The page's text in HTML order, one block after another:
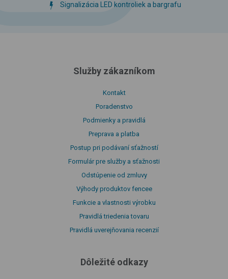
Signalizácia LED kontroliek a bargrafu
Služby zákazníkom
Kontakt
Poradenstvo
Podmienky a pravidlá
Preprava a platba
Postup pri podávaní sťažností
Formulár pre služby a sťažnosti
Odstúpenie od zmluvy
Výhody produktov fencee
Funkcie a vlastnosti výrobku
Pravidlá triedenia tovaru
Pravidlá uverejňovania recenzií
Dôležité odkazy